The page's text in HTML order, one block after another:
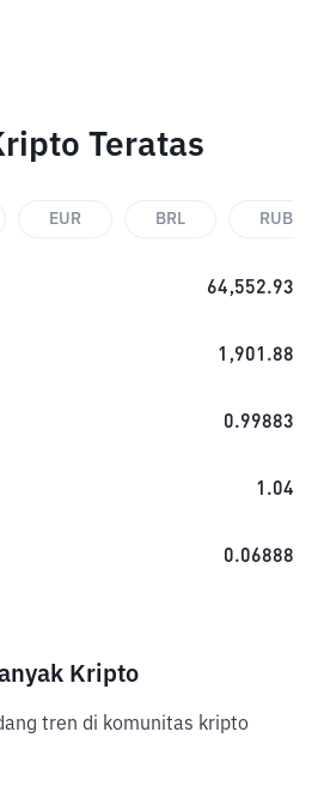
Teratas
EUR BRL RUB
64,552.93
1,901.88
0.99883
1.04
0.06888
Kripto
tren di komunitas kripto